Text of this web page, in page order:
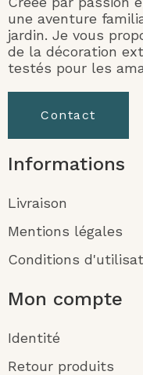
une aventure
jardin. Je vous
de la décoration
testés pour les
Contact
Informations
Livraison
Mentions légales
Conditions
Mon compte
Identité
Retour produits